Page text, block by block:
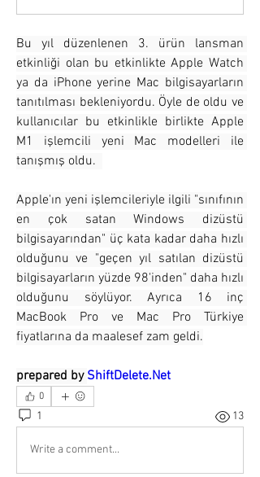
Bu yıl düzenlenen 3. ürün lansman
etkinliği olan bu etkinlikte Apple Watch
ya da iPhone yerine Mac bilgisayarların
tanıtılması bekleniyordu. Öyle de oldu ve
kullanıcılar bu etkinlikle birlikte Apple
M1 işlemcili yeni Mac modelleri ile
tanışmış oldu.
Apple'ın yeni işlemcileriyle ilgili "sınıfının
en çok satan Windows dizüstü
bilgisayarından" üç kata kadar daha hızlı
olduğunu ve "geçen yıl satılan dizüstü
bilgisayarların yüzde 98'inden" daha hızlı
olduğunu söylüyor. Ayrıca 16 inç
MacBook Pro ve Mac Pro Türkiye
fiyatlarına da maalesef zam geldi.
prepared by ShiftDelete.Net
0
1 13
Write a comment...